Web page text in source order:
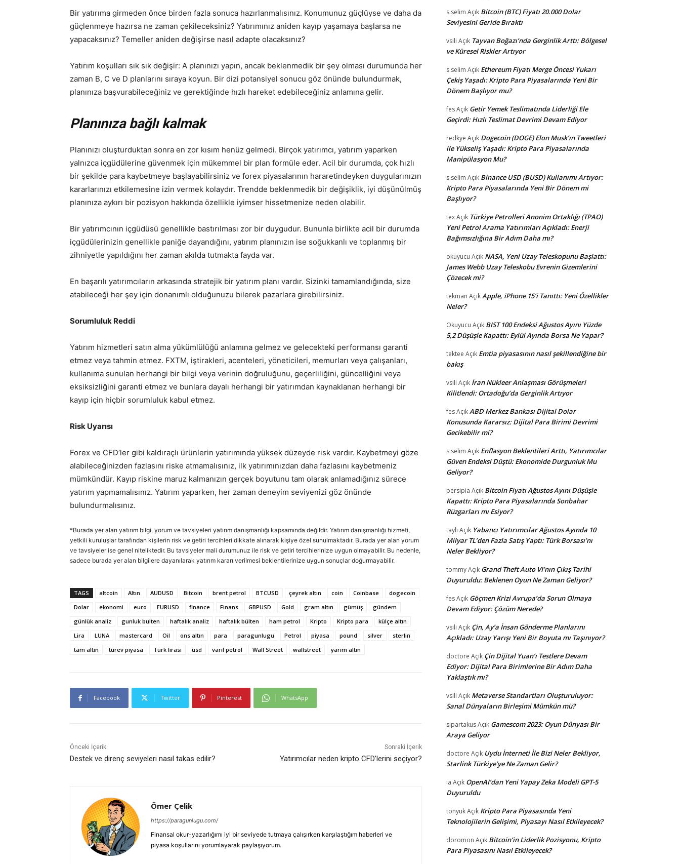
Bir yatırıma girmeden önce birden fazla sonuca hazırlanmalısınız. Konumunuz güçlüyse ve daha da
güçlenmeye hazırsa ne zaman çekileceksiniz? Yatırımınız aniden kayıp yaşamaya başlarsa ne
yapacaksınız? Temeller aniden değişirse nasıl adapte olacaksınız?
Yatırım koşulları sık sık değişir: A planınızı yapın, ancak beklenmedik bir şey olması durumunda her
zaman B, C ve D planlarını sıraya koyun. Bir dizi potansiyel sonucu göz önünde bulundurmak,
planınıza başvurabileceğiniz ve gerektiğinde hızlı hareket edebileceğiniz anlamına gelir.
Planınıza bağlı kalmak
Planınızı oluşturduktan sonra en zor kısım henüz gelmedi. Birçok yatırımcı, yatırım yaparken
yalnızca içgüdülerine güvenmek için mükemmel bir plan formüle eder. Acil bir durumda, çok hızlı
bir şekilde para kaybetmeye başlayabilirsiniz ve forex piyasalarının hararetindeyken duygularınızın
kararlarınızı etkilemesine izin vermek kolaydır. Trendde beklenmedik bir değişiklik, iyi düşünülmüş
planınıza aykırı bir pozisyon hakkında özellikle iyimser hissetmenize neden olabilir.
Bir yatırımcının içgüdüsü genellikle bastırılması zor bir duygudur. Bununla birlikte acil bir durumda
içgüdülerinizin genellikle paniğe dayandığını, yatırım planınızın ise soğukkanlı ve toplanmış bir
zihniyetle yapıldığını her zaman akılda tutmakta fayda var.
En başarılı yatırımcıların arkasında stratejik bir yatırım planı vardır. Sizinki tamamlandığında, size
atabileceği her şey için donanımlı olduğunuzu bilerek pazarlara girebilirsiniz.
Sorumluluk Reddi
Yatırım hizmetleri satın alma yükümlülüğü anlamına gelmez ve gelecekteki performansı garanti
etmez veya tahmin etmez. FXTM, iştirakleri, acenteleri, yöneticileri, memurları veya çalışanları,
kullanıma sunulan herhangi bir bilgi veya verinin doğruluğunu, geçerliliğini, güncelliğini veya
eksiksizliğini garanti etmez ve bunlara dayalı herhangi bir yatırımdan kaynaklanan herhangi bir
kayıp için hiçbir sorumluluk kabul etmez.
Risk Uyarısı
Forex ve CFD’ler gibi kaldıraçlı ürünlerin yatırımında yüksek düzeyde risk vardır. Kaybetmeyi göze
alabileceğinizden fazlasını riske atmamalısınız, ilk yatırımınızdan daha fazlasını kaybetmeniz
mümkündür. Kayıp riskine maruz kalmanızın gerçek boyutunu tam olarak anlamadığınız sürece
yatırım yapmamalısınız. Yatırım yaparken, her zaman deneyim seviyenizi göz önünde
bulundurmalısınız.
*Burada yer alan yatırım bilgi, yorum ve tavsiyeleri yatırım danışmanlığı kapsamında değildir. Yatırım danışmanlığı hizmeti,
yetkili kuruluşlar tarafından kişilerin risk ve getiri tercihleri dikkate alınarak kişiye özel sunulmaktadır. Burada yer alan yorum
ve tavsiyeler ise genel niteliktedir. Bu tavsiyeler mali durumunuz ile risk ve getiri tercihlerinize uygun olmayabilir. Bu nedenle,
sadece burada yer alan bilgilere dayanılarak yatırım kararı verilmesi beklentilerinize uygun sonuçlar doğurmayabilir.
TAGS altcoin Altın AUDUSD Bitcoin brent petrol BTCUSD çeyrek altın coin Coinbase
dogecoin
Dolar
ekonomi euro EURUSD finance Finans GBPUSD Gold gram altın gümüş
gündem
günlük analiz
gunluk bulten haftalık analiz haftalık bülten ham petrol Kripto Kripto para
külçe altın
Lira
LUNA mastercard Oil ons altın para paragunlugu Petrol piyasa pound silver
sterlin
tam altın
türev piyasa Türk lirası usd varil petrol Wall Street wallstreet yarım altın
Facebook Twitter Pinterest WhatsApp
Önceki İçerik
Destek ve direnç seviyeleri nasıl takas edilir?
Sonraki İçerik
Yatırımcılar neden kripto CFD’lerini seçiyor?
Ömer Çelik
https://paragunlugu.com/
Finansal okur-yazarlığımı iyi bir seviyede tutmaya çalışırken karşılaştığım haberleri ve
piyasa koşullarını yorumlayarak paylaşıyorum.
s.selim Açık Bitcoin (BTC) Fiyatı 20.000 Dolar
Seviyesini Geride Bıraktı
vsili Açık Tayvan Boğazı’nda Gerginlik Arttı: Bölgesel
ve Küresel Riskler Artıyor
s.selim Açık Ethereum Fiyatı Merge Öncesi Yukarı
Çekiş Yaşadı: Kripto Para Piyasalarında Yeni Bir
Dönem Başlıyor mu?
fesAçık Getir Yemek Teslimatında Liderliği Ele
Geçirdi: Hızlı Teslimat Devrimi Devam Ediyor
redkye Açık Dogecoin (DOGE) Elon Musk’ın Tweetleri
ile Yükseliş Yaşadı: Kripto Para Piyasalarında
Manipülasyon Mu?
s.selim Açık Binance USD (BUSD) Kullanımı Artıyor:
Kripto Para Piyasalarında Yeni Bir Dönem mi
Başlıyor?
texAçık Türkiye Petrolleri Anonim Ortaklığı (TPAO)
Yeni Petrol Arama Yatırımları Açıkladı: Enerji
Bağımsızlığına Bir Adım Daha mı?
okuyucu Açık NASA, Yeni Uzay Teleskopunu Başlattı:
James Webb Uzay Teleskobu Evrenin Gizemlerini
Çözecek mi?
tekman AçıkApple, iPhone 15’i Tanıttı: Yeni Özellikler
Neler?
Okuyucu Açık BIST 100 Endeksi Ağustos Ayını Yüzde
5,2 Düşüşle Kapattı: Eylül Ayında Borsa Ne Yapar?
tektee Açık Emtia piyasasının nasıl şekillendiğine bir
bakış
vsili Açık İran Nükleer Anlaşması Görüşmeleri
Kilitlendi: Ortadoğu’da Gerginlik Artıyor
fesAçıkABD Merkez Bankası Dijital Dolar
Konusunda Kararsız: Dijital Para Birimi Devrimi
Gecikebilir mi?
s.selim Açık Enflasyon Beklentileri Arttı, Yatırımcılar
Güven Endeksi Düştü: Ekonomide Durgunluk Mu
Geliyor?
persipia Açık Bitcoin Fiyatı Ağustos Ayını Düşüşle
Kapattı: Kripto Para Piyasalarında Sonbahar
Rüzgarları mı Esiyor?
taylı Açık Yabancı Yatırımcılar Ağustos Ayında 10
Milyar TL’den Fazla Satış Yaptı: Türk Borsası’nı
Neler Bekliyor?
tommyAçık Grand Theft Auto VI’nın Çıkış Tarihi
Duyuruldu: Beklenen Oyun Ne Zaman Geliyor?
fesAçık Göçmen Krizi Avrupa’da Sorun Olmaya
Devam Ediyor: Çözüm Nerede?
vsili Açık Çin, Ay’a İnsan Gönderme Planlarını
Açıkladı: Uzay Yarışı Yeni Bir Boyuta mı Taşınıyor?
doctore Açık Çin Dijital Yuan’ı Testlere Devam
Ediyor: Dijital Para Birimlerine Bir Adım Daha
Yaklaştık mı?
vsili Açık Metaverse Standartları Oluşturuluyor:
Sanal Dünyaların Birleşimi Mümkün mü?
sipartakusAçık Gamescom 2023: Oyun Dünyası Bir
Araya Geliyor
doctore Açık Uydu İnterneti İle Bizi Neler Bekliyor,
Starlink Türkiye’ye Ne Zaman Gelir?
ia Açık OpenAI’dan Yeni Yapay Zeka Modeli GPT-5
Duyuruldu
tonyukAçık Kripto Para Piyasasında Yeni
Teknolojilerin Gelişimi, Piyasayı Nasıl Etkileyecek?
doromon Açık Bitcoin’in Liderlik Pozisyonu, Kripto
Para Piyasasını Nasıl Etkileyecek?